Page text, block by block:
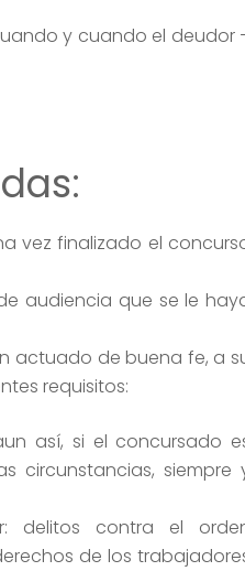
y cuando el deudor
vez finalizado el
audiencia que se le
actuado de buena fe, a
requisitos:
así, si el concursado
circunstancias, siempre
delitos contra el
de los